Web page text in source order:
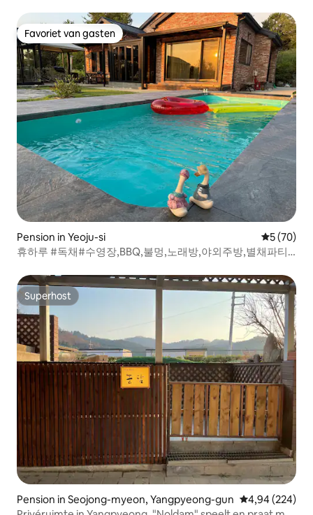
beschikbaar / Netflix #To the Forest
Favoriet van gasten
Favoriet van gasten
Pension in Yeoju-si
5 (70)
휴하루 #독채#수영장,BBQ,불멍,노래방,야외주방,별채파티
Superhost
Superhost
Pension in Seojong-myeon, Yangpyeong-gun Gemiddelde
4,94 (224)